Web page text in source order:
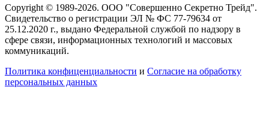
Copyright © 1989-2026. ООО "Совершенно Секретно Трейд".
Свидетельство о регистрации ЭЛ № ФС 77-79634 от
25.12.2020 г., выдано Федеральной службой по надзору в
сфере связи, информационных технологий и массовых
коммуникаций.
Политика конфиценциальности и Согласие на обработку
персональных данных